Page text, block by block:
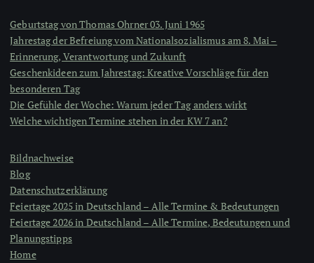
Geburtstag von Thomas Ohrner 03. Juni 1965
Jahrestag der Befreiung vom Nationalsozialismus am 8. Mai –
Erinnerung, Verantwortung und Zukunft
Geschenkideen zum Jahrestag: Kreative Vorschläge für den
besonderen Tag
Die Gefühle der Woche: Warum jeder Tag anders wirkt
Welche wichtigen Termine stehen in der KW 7 an?
Bildnachweise
Blog
Datenschutzerklärung
Feiertage 2025 in Deutschland – Alle Termine & Bedeutungen
Feiertage 2026 in Deutschland – Alle Termine, Bedeutungen und
Planungstipps
Home